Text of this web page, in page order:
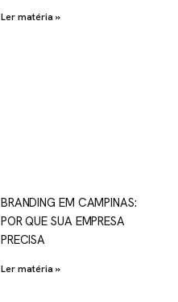
Ler matéria »
BRANDING EM CAMPINAS:
POR QUE SUA EMPRESA
PRECISA
Ler matéria »